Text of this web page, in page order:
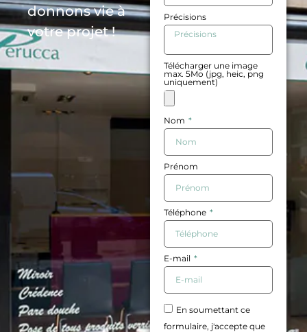
donnons vie à
votre projet !
Précisions
Télécharger une image
max. 5Mo (jpg, heic, png
uniquement)
Nom
Prénom
Téléphone
E-mail
En soumettant ce
formulaire, j'accepte que